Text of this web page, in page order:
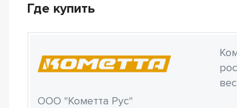
Где купить
ООО "Кометта Рус"